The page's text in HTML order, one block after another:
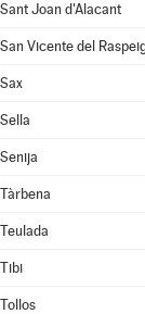
Sant Joan d'Alacant
San Vicente del
Sax
Sella
Senija
Tàrbena
Teulada
Tibi
Tollos